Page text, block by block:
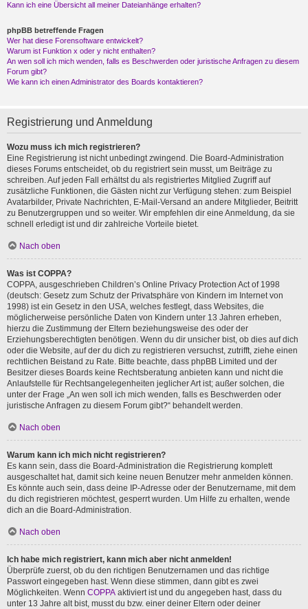
Kann ich eine Übersicht all meiner Dateianhänge erhalten?
phpBB betreffende Fragen
Wer hat diese Forensoftware entwickelt?
Warum ist Funktion x oder y nicht enthalten?
An wen soll ich mich wenden, falls es Beschwerden oder juristische Anfragen zu diesem
Forum gibt?
Wie kann ich einen Administrator des Boards kontaktieren?
Registrierung und Anmeldung
Wozu muss ich mich registrieren?
Eine Registrierung ist nicht unbedingt zwingend. Die Board-Administration
dieses Forums entscheidet, ob du registriert sein musst, um Beiträge zu
schreiben. Auf jeden Fall erhältst du als registriertes Mitglied Zugriff auf
zusätzliche Funktionen, die Gästen nicht zur Verfügung stehen: zum Beispiel
Avatarbilder, Private Nachrichten, E-Mail-Versand an andere Mitglieder, Beitritt
zu Benutzergruppen und so weiter. Wir empfehlen dir eine Anmeldung, da sie
schnell erledigt ist und dir zahlreiche Vorteile bietet.
Nach oben
Was ist COPPA?
COPPA, ausgeschrieben Children’s Online Privacy Protection Act of 1998
(deutsch: Gesetz zum Schutz der Privatsphäre von Kindern im Internet von
1998) ist ein Gesetz in den USA, welches festlegt, dass Websites, die
möglicherweise persönliche Daten von Kindern unter 13 Jahren erheben,
hierzu die Zustimmung der Eltern beziehungsweise des oder der
Erziehungsberechtigten benötigen. Wenn du dir unsicher bist, ob dies auf dich
oder die Website, auf der du dich zu registrieren versuchst, zutrifft, ziehe einen
rechtlichen Beistand zu Rate. Bitte beachte, dass phpBB Limited und der
Besitzer dieses Boards keine Rechtsberatung anbieten kann und nicht die
Anlaufstelle für Rechtsangelegenheiten jeglicher Art ist; außer solchen, die
unter der Frage „An wen soll ich mich wenden, falls es Beschwerden oder
juristische Anfragen zu diesem Forum gibt?“ behandelt werden.
Nach oben
Warum kann ich mich nicht registrieren?
Es kann sein, dass die Board-Administration die Registrierung komplett
ausgeschaltet hat, damit sich keine neuen Benutzer mehr anmelden können.
Es könnte auch sein, dass deine IP-Adresse oder der Benutzername, mit dem
du dich registrieren möchtest, gesperrt wurden. Um Hilfe zu erhalten, wende
dich an die Board-Administration.
Nach oben
Ich habe mich registriert, kann mich aber nicht anmelden!
Überprüfe zuerst, ob du den richtigen Benutzernamen und das richtige
Passwort eingegeben hast. Wenn diese stimmen, dann gibt es zwei
Möglichkeiten. Wenn COPPA aktiviert ist und du angegeben hast, dass du
unter 13 Jahre alt bist, musst du bzw. einer deiner Eltern oder deiner